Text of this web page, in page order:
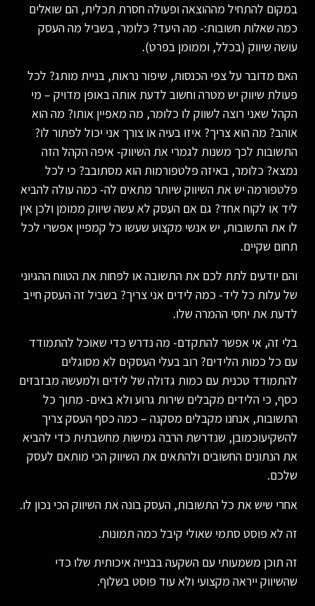
במקום להתחיל מההוצאה ופעולה חסרת תכלית, הם שואלים
כמה שאלות חשובות:- מה היעד? כלומר, בשביל מה העסק
עושה שיווק (בכלל, וממומן בפרט).
האם מדובר על צפי הכנסות, שיפור נראות, בניית מותג? לכל
פעולת שיווק יש מטרה וחשוב לדעת אותה באופן מדויק – מי
הקהל שאני רוצה לשווק לו כלומר, מה מאפיין אותו? מה הוא
אוהב? מה הוא צריך? איזו בעיה או צורך אני יכול לפתור לו?
התשובות לכך משנות לגמרי את השיווק- איפה הקהל הזה
נמצא? כלומר, באיזה פלטפורמות הוא מסתובב? כי לכל
פלטפורמה יש את השיווק שיותר מתאים לה- כמה עולה להביא
ליד או לקוח אחד? גם אם העסק לא עשה שיווק ממומן ולכן אין
לו את התשובות, יש אנשי מקצוע שעשו כל קמפיין אפשרי לכל
תחום שקיים.
והם יודעים לתת לכם את התשובה או לפחות את הטווח ההגיוני
של עלות כל ליד- כמה לידים אני צריך? בשביל זה העסק חייב
לדעת את יחסי ההמרה שלו.
בלי זה, אי אפשר להתקדם- מה נדרש כדי שאוכל להתמודד
עם כל כמות הלידים? רוב בעלי העסקים לא מסוגלים
להתמודד טכנית עם כמות גדולה של לידים ולמעשה מבזבזים
כסף, כי הלידים מקבלים שירות גרוע ולא באים- מתוך כל
התשובות, אנחנו מקבלים מסקנה – כמה כסף העסק צריך
להשקיעוכמובן, שנדרשת הרבה גמישות מחשבתית כדי להביא
את הנתונים החשובים ולהתאים את השיווק הכי מותאם לעסק
שלכם.
אחרי שיש את כל התשובות, העסק בונה את השיווק הכי נכון לו.
זה לא פוסט סתמי שאולי קיבל כמה תמונות.
זה תוכן משמעותי עם השקעה בבנייה איכותית שלו כדי
שהשיווק ייראה מקצועי ולא עוד פוסט בשלוף.